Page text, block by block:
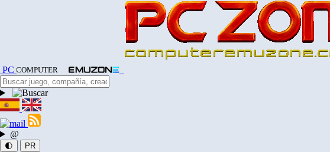
PC COMPUTER
@
🌓 PR